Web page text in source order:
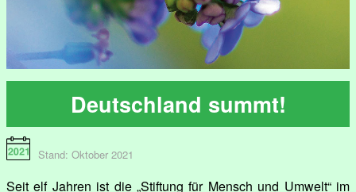
Deutschland summt!
Stand: Oktober 2021
Seit elf Jahren ist die „Stiftung für Mensch und Umwelt“ im